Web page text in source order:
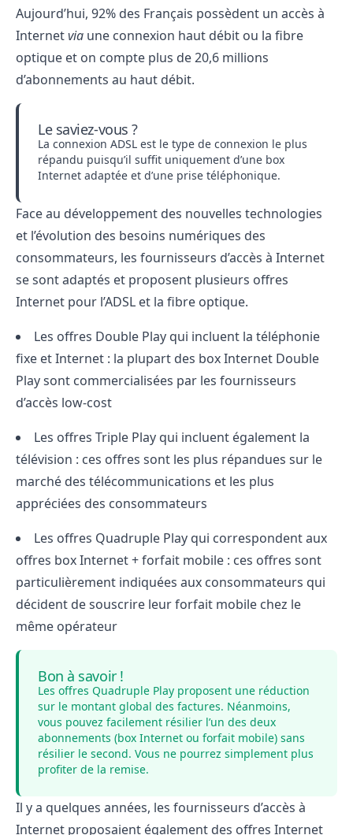
Aujourd’hui, 92% des Français possèdent un accès à
Internetvia une connexion haut débit ou la fibre
optique et on compte plus de 20,6 millions
d’abonnements au haut débit.
Le saviez-vous ?
La connexion ADSL est le type de connexion le plus
répandu puisqu’il suffit uniquement d’une box
Internet adaptée et d’une prise téléphonique.
Face au développement des nouvelles technologies
et l’évolution des besoins numériques des
consommateurs, les fournisseurs d’accès à Internet
se sont adaptés et proposent plusieurs offres
Internet pour l’ADSL et la fibre optique.
Les offres Double Play qui incluent la téléphonie
fixe et Internet : la plupart des box Internet Double
Play sont commercialisées par les fournisseurs
d’accès low-cost
Les offres Triple Play qui incluent également la
télévision : ces offres sont les plus répandues sur le
marché des télécommunications et les plus
appréciées des consommateurs
Les offres Quadruple Play qui correspondent aux
offres box Internet + forfait mobile : ces offres sont
particulièrement indiquées aux consommateurs qui
décident desouscrire leur forfait mobile chez le
même opérateur
Bon à savoir !
Les offres Quadruple Play proposent une réduction
sur le montant global des factures. Néanmoins,
vous pouvez facilement résilier l’un des deux
abonnements (box Internet ou forfait mobile) sans
résilier le second. Vous ne pourrez simplement plus
profiter de la remise.
Il y a quelques années, les fournisseurs d’accès à
Internet proposaient également des offres Internet